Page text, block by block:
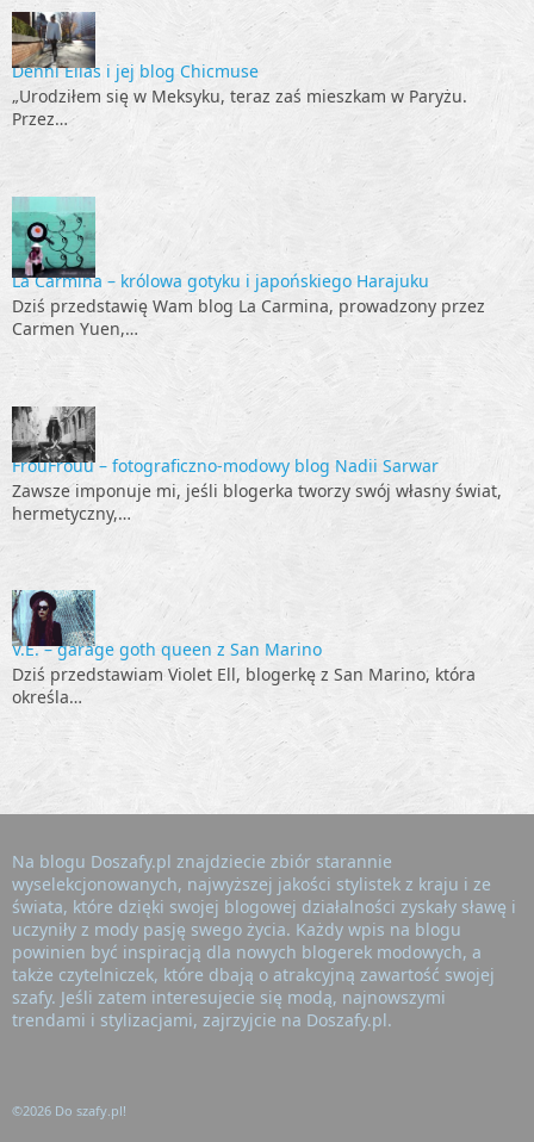
Denni Elias i jej blog Chicmuse
„Urodziłem się w Meksyku, teraz zaś mieszkam w Paryżu.
Przez…
La Carmina – królowa gotyku i japońskiego Harajuku
Dziś przedstawię Wam blog La Carmina, prowadzony przez
Carmen Yuen,…
FrouFrouu – fotograficzno-modowy blog Nadii Sarwar
Zawsze imponuje mi, jeśli blogerka tworzy swój własny świat,
hermetyczny,…
V.E. – garage goth queen z San Marino
Dziś przedstawiam Violet Ell, blogerkę z San Marino, która
określa…
Na blogu Doszafy.pl znajdziecie zbiór starannie
wyselekcjonowanych, najwyższej jakości stylistek z kraju i ze
świata, które dzięki swojej blogowej działalności zyskały sławę i
uczyniły z mody pasję swego życia. Każdy wpis na blogu
powinien być inspiracją dla nowych blogerek modowych, a
także czytelniczek, które dbają o atrakcyjną zawartość swojej
szafy. Jeśli zatem interesujecie się modą, najnowszymi
trendami i stylizacjami, zajrzyjcie na Doszafy.pl.
©2026 Do szafy.pl!